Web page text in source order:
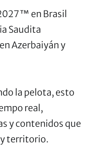
en Brasil
Saudita
Azerbaiyán y
la pelota, esto
real,
y contenidos que
territorio.